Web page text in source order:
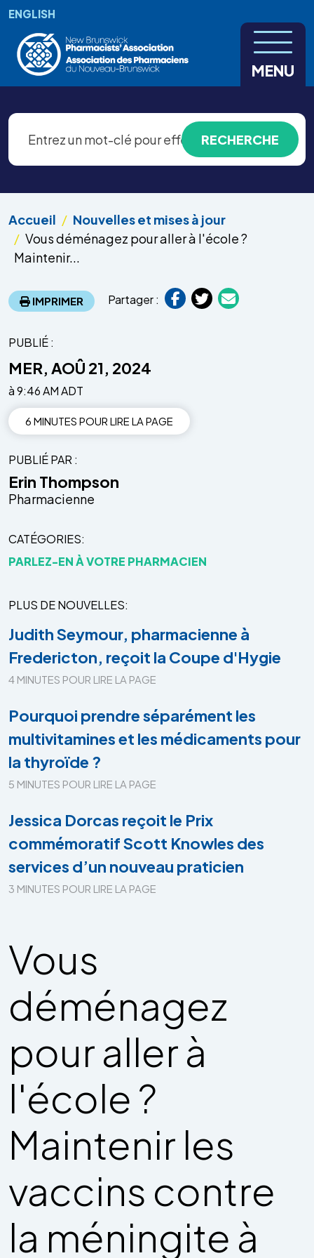
Aller au contenu principal
ENGLISH
MENU
Accueil
Nouvelles et mises à jour
Vous déménagez pour aller à l'école ?
Maintenir...
IMPRIMER Partager :
PUBLIÉ :
MER, AOÛ 21, 2024
à 9:46 AM ADT
6 MINUTES POUR LIRE LA PAGE
PUBLIÉ PAR
Erin Thompson
Pharmacienne
CATÉGORIES
PARLEZ-EN À VOTRE PHARMACIEN
PLUS DE NOUVELLES
Judith Seymour, pharmacienne à
Fredericton, reçoit la Coupe d'Hygie
4 MINUTES POUR LIRE LA PAGE
Pourquoi prendre séparément les
multivitamines et les médicaments pour
la thyroïde ?
5 MINUTES POUR LIRE LA PAGE
Jessica Dorcas reçoit le Prix
commémoratif Scott Knowles des
services d’un nouveau praticien
3 MINUTES POUR LIRE LA PAGE
Vous
déménagez
pour aller à
l'école ?
Maintenir les
vaccins contre
la méningite à